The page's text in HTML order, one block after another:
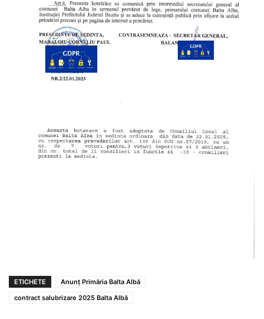
ETICHETE
Anunț Primăria Balta Albă
contract salubrizare 2025 Balta Albă